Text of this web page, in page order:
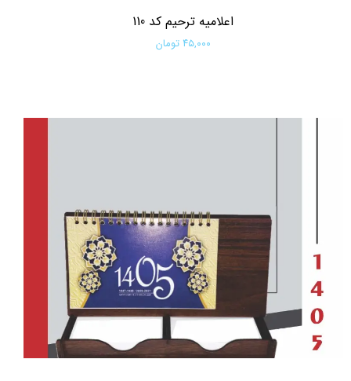
اعلامیه ترحیم کد 110
۴۵,۰۰۰ تومان